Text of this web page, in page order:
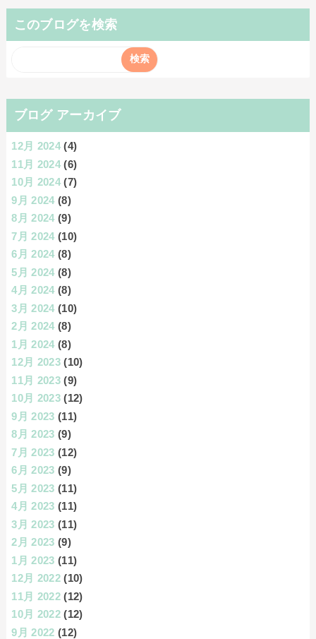
このブログを検索
ブログ アーカイブ
12月 2024 (4)
11月 2024 (6)
10月 2024 (7)
9月 2024 (8)
8月 2024 (9)
7月 2024 (10)
6月 2024 (8)
5月 2024 (8)
4月 2024 (8)
3月 2024 (10)
2月 2024 (8)
1月 2024 (8)
12月 2023 (10)
11月 2023 (9)
10月 2023 (12)
9月 2023 (11)
8月 2023 (9)
7月 2023 (12)
6月 2023 (9)
5月 2023 (11)
4月 2023 (11)
3月 2023 (11)
2月 2023 (9)
1月 2023 (11)
12月 2022 (10)
11月 2022 (12)
10月 2022 (12)
9月 2022 (12)